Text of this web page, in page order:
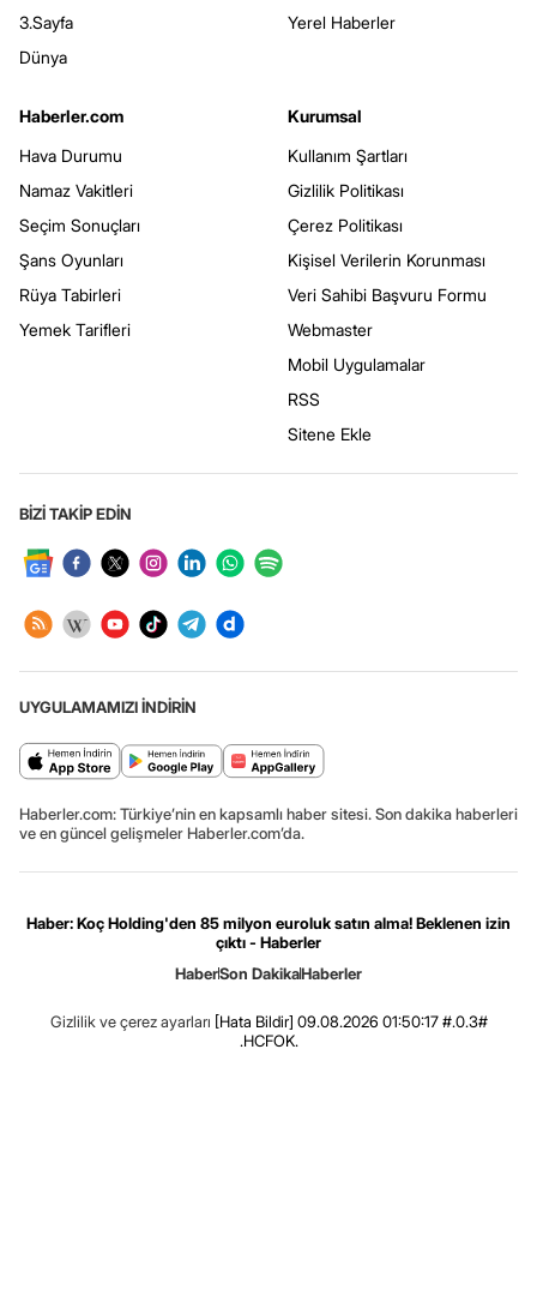
3.Sayfa
Dünya
Yerel Haberler
Haberler.com
Hava Durumu
Namaz Vakitleri
Seçim Sonuçları
Şans Oyunları
Rüya Tabirleri
Yemek Tarifleri
Kurumsal
Kullanım Şartları
Gizlilik Politikası
Çerez Politikası
Kişisel Verilerin Korunması
Veri Sahibi Başvuru Formu
Webmaster
Mobil Uygulamalar
RSS
Sitene Ekle
BİZİ TAKİP EDİN
UYGULAMAMIZI İNDİRİN
Haberler.com: Türkiye’nin en kapsamlı haber sitesi. Son dakika haberleri
ve en güncel gelişmeler Haberler.com’da.
Haber: Koç Holding'den 85 milyon euroluk satın alma! Beklenen izin
çıktı - Haberler
HaberSon DakikaHaberler
Gizlilik ve çerez ayarları [Hata Bildir] 09.08.2026 01:50:17 #.0.3#
.HCFOK.